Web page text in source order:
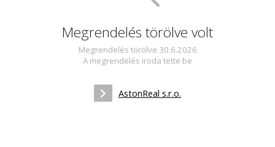
Megrendelés törölve volt
Megrendelés törölve 30.6.2026
A megrendelés iroda tette be
AstonReal s.r.o.